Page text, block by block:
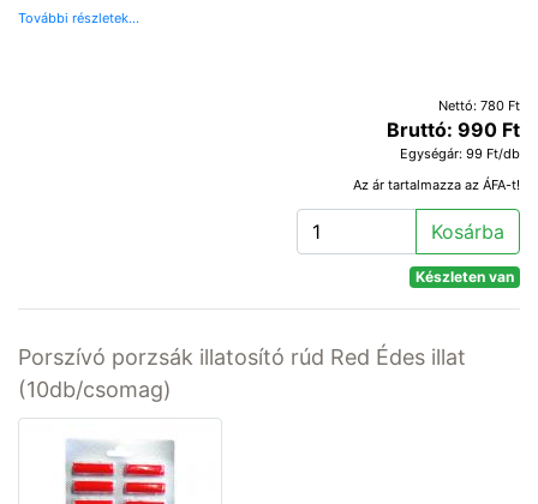
További részletek...
Nettó: 780 Ft
Bruttó: 990 Ft
Egységár: 99 Ft/db
Az ár tartalmazza az ÁFA-t!
Kosárba
Készleten van
Porszívó porzsák illatosító rúd Red Édes illat
(10db/csomag)